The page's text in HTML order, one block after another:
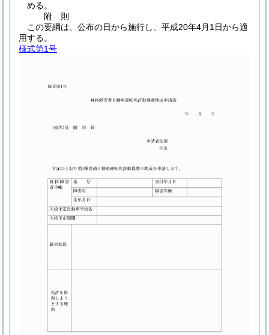
める。
附 則
この要綱は、公布の日から施行し、平成20年4月1日から適
用する。
様式第1号